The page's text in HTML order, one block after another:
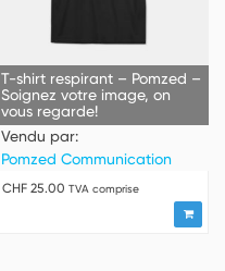
T-shirt respirant – Pomzed –
Soignez votre image, on
vous regarde!
Vendu par:
Pomzed Communication
CHF25.00 TVA comprise